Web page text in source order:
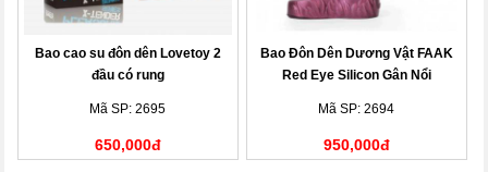
Bao cao su đôn dên Lovetoy 2
đầu có rung
Mã SP: 2695
650,000đ
Bao Đôn Dên Dương Vật FAAK
Red Eye Silicon Gân Nổi
Mã SP: 2694
950,000đ